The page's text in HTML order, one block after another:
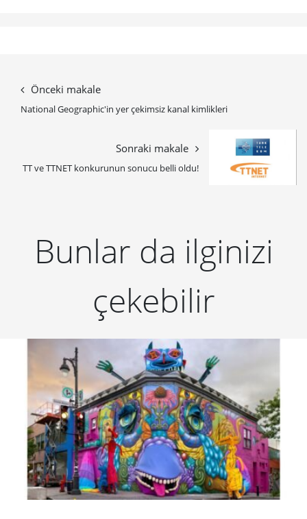
Önceki makale
National Geographic'in yer çekimsiz kanal kimlikleri
Sonraki makale
TT ve TTNET konkurunun sonucu belli oldu!
Bunlar da ilginizi
çekebilir